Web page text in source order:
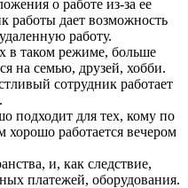
о работе из-за ее
работы дает возможность
работу.
в таком режиме, больше
на семью, друзей, хобби.
сотрудник работает
подходит для тех, кому по
хорошо работается вечером
и, как следствие,
платежей, оборудования.